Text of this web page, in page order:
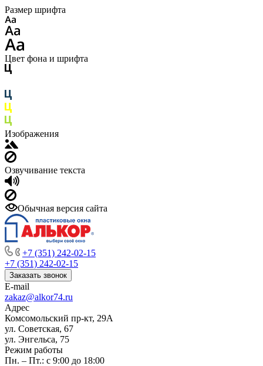
Размер шрифта
Цвет фона и шрифта
Изображения
Озвучивание текста
Обычная версия сайта
+7 (351) 242-02-15
+7 (351) 242-02-15
Заказать звонок
E-mail
zakaz@alkor74.ru
Адрес
Комсомольский пр-кт, 29А
ул. Советская, 67
ул. Энгельса, 75
Режим работы
Пн. – Пт.: с 9:00 до 18:00